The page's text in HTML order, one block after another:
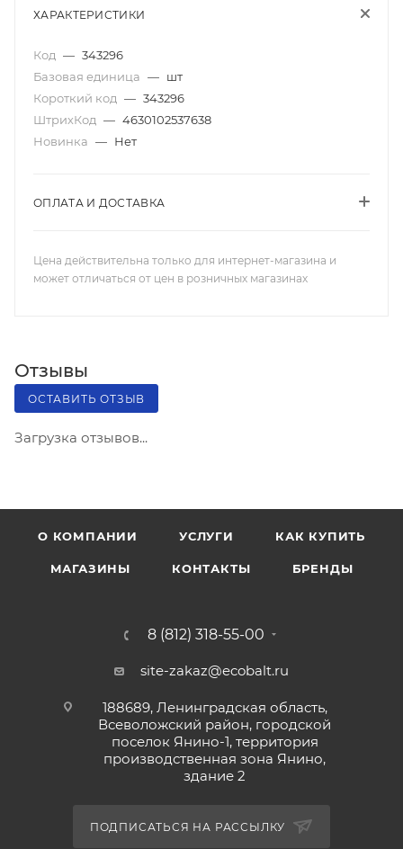
ХАРАКТЕРИСТИКИ
Код — 343296
Базовая единица — шт
Короткий код — 343296
ШтрихКод — 4630102537638
Новинка — Нет
ОПЛАТА И ДОСТАВКА
Цена действительна только для интернет-магазина и
может отличаться от цен в розничных магазинах
Отзывы
ОСТАВИТЬ ОТЗЫВ
Загрузка отзывов...
О КОМПАНИИ УСЛУГИ КАК КУПИТЬ
МАГАЗИНЫ КОНТАКТЫ БРЕНДЫ
8 (812) 318-55-00
site-zakaz@ecobalt.ru
188689, Ленинградская область,
Всеволожский район, городской
поселок Янино-1, территория
производственная зона Янино,
здание 2
ПОДПИСАТЬСЯ НА РАССЫЛКУ